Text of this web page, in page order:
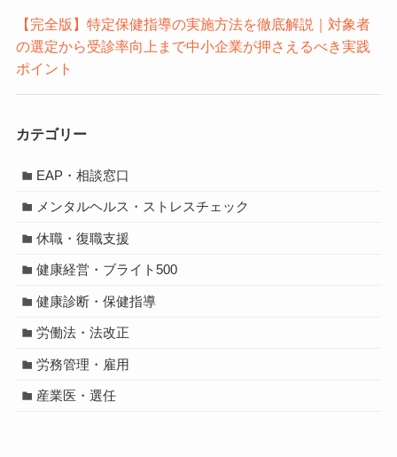
【完全版】特定保健指導の実施方法を徹底解説｜対象者
の選定から受診率向上まで中小企業が押さえるべき実践
ポイント
カテゴリー
EAP・相談窓口
メンタルヘルス・ストレスチェック
休職・復職支援
健康経営・ブライト500
健康診断・保健指導
労働法・法改正
労務管理・雇用
産業医・選任